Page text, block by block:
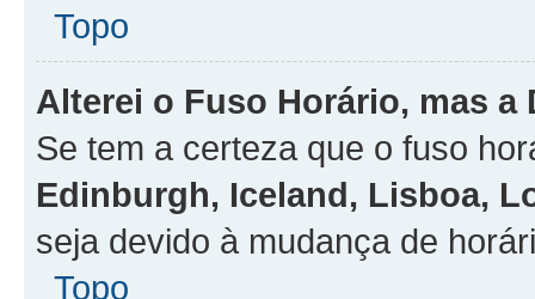
Topo
Alterei o Fuso Horário, mas a
Se tem a certeza que o fuso
Edinburgh, Iceland, Lisboa,
seja devido à mudança de
Topo